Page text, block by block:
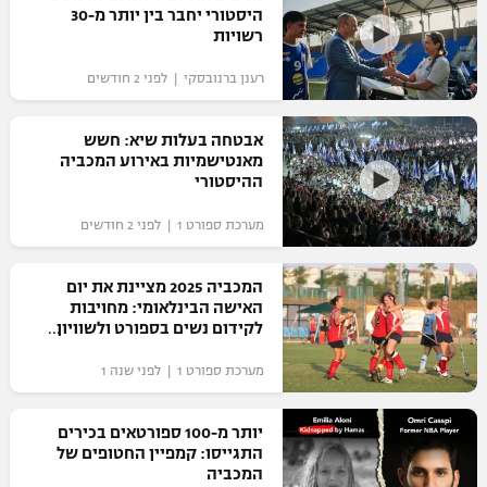
VOD
רץ ברשת
תוצאות
לוח שידורים
ברחבה
"מעל הליגה" – פודקאסט
נבחרת ישראל
מכבי חיפה
בית"ר ירושלים
מכבי תל אביב
הפועל תל אביב
הפועל חיפה
הפועל באר שבע
מכבי נתניה
בני יהודה
ליגה ספרדית
ליגה איטלקית
ליגה צרפתית
ליגה הולנדית
ליגה סינית
ליגה ברזילאית
ליגות נוספות
כדורסל נשים
מכבי תל אביב
הפועל חולון
הפועל ירושלים
דני אבדיה
יורוליג
יורוקאפ
טניס
כדוריד
כדורעף
שחייה
ג'ודו
אגרוף
ספורט אולימפי
UFC
היאבקות WWE
היסטורי יחבר בין יותר מ-30
רשויות
רענן ברנובסקי | לפני 2 חודשים
אבטחה בעלות שיא: חשש
מאנטישמיות באירוע המכביה
ההיסטורי
מערכת ספורט 1 | לפני 2 חודשים
המכביה 2025 מציינת את יום
האישה הבינלאומי: מחויבות
לקידום נשים בספורט ולשוויון
מערכת ספורט 1 | לפני שנה 1
יותר מ-100 ספורטאים בכירים
התגייסו: קמפיין החטופים של
המכביה